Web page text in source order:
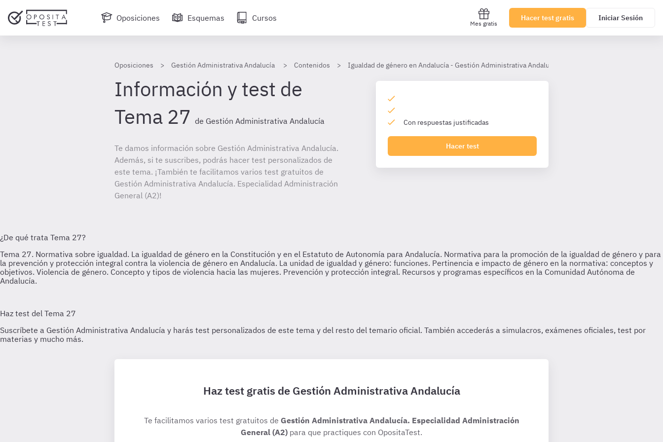
Oposiciones Esquemas Cursos
Mes gratis
Hacer test gratis Iniciar Sesión
Oposiciones Gestión Administrativa Andalucía Contenidos Igualdad de género en Andalucía - Gestión Administrativa Andalucía
Información y test de
Tema 27 de Gestión Administrativa Andalucía
Te damos información sobre Gestión Administrativa Andalucía.
Además, si te suscribes, podrás hacer test personalizados de
este tema. ¡También te facilitamos varios test gratuitos de
Gestión Administrativa Andalucía. Especialidad Administración
General (A2)!
Con respuestas justificadas
Hacer test
Haz test gratis de Gestión Administrativa Andalucía
Te facilitamos varios test gratuitos de Gestión Administrativa Andalucía. Especialidad Administración
General (A2) para que practiques con OpositaTest.